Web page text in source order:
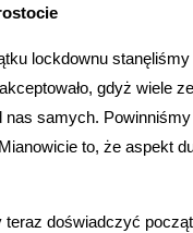
lockdownu
gdyż wiele
samych.
to, że aspekt
doświadczyć